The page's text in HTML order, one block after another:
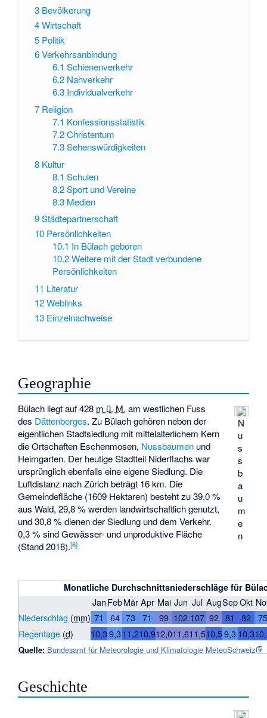
3 Bevölkerung
4Wirtschaft
5 Politik
6Verkehrsanbindung
6.1 Schienenverkehr
6.2 Nahverkehr
6.3 Individualverkehr
7 Religion
7.1 Konfessionsstatistik
7.2 Christentum
7.3 Sehenswürdigkeiten
8 Kultur
8.1 Schulen
8.2 Sport und Vereine
8.3 Medien
9Städtepartnerschaft
10 Persönlichkeiten
10.1 In Bülach geboren
10.2 Weitere mit der Stadt verbundene
Persönlichkeiten
11 Literatur
12Weblinks
13 Einzelnachweise
Geographie
N
u
s
s
b
a
u
m
e
n
Bülach liegt auf428 m ü. M. am westlichen Fuss
des Dättenberges. Zu Bülach gehören neben der
eigentlichen Stadtsiedlung mit mittelalterlichem Kern
die Ortschaften Eschenmosen, Nussbaumen und
Heimgarten. Der heutige Stadtteil Niderflachs war
ursprünglich ebenfalls eine eigene Siedlung. Die
Luftdistanz nach Zürich beträgt 16 km. Die
Gemeindefläche (1609 Hektaren) besteht zu 39,0 %
aus Wald, 29,8 % werden landwirtschaftlich genutzt,
und 30,8 % dienen der Siedlung und dem Verkehr.
0,3 % sind Gewässer- und unproduktive Fläche
(Stand 2018).[6]
Monatliche Durchschnittsniederschläge für
JanFebMärApr Mai Jun Jul AugSepOkt
Niederschlag (mm) 71 64 73 71 99 102 107 92 81 82
Regentage (d) 10,39,311,210,912,011,611,510,59,310,3
Quelle: Bundesamt für Meteorologie und Klimatologie MeteoSchweiz
Geschichte